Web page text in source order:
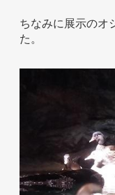
ちなみに展示のオ
た。